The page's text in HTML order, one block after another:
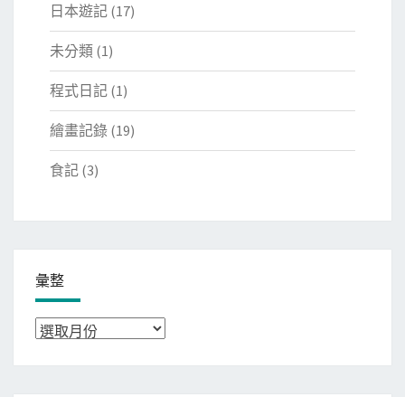
日本遊記 (17)
未分類 (1)
程式日記 (1)
繪畫記錄 (19)
食記 (3)
彙整
彙